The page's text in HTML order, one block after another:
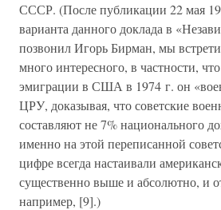
СССР. (После публикации 22 мая
варианта данного доклада в
позвонил Игорь Бирман, мы
много интересного, в частности,
эмиграции в США в 1974 г. он
ЦРУ, доказывая, что советские
составляют не 7% национального
именно на этой переписанной
цифре всегда настаивали
существенно выше и абсолютно, и
например, [9].)